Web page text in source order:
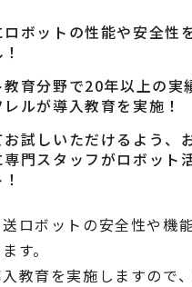
ボットの性能や安全性
教育分野で20年以上の実
ルが導入教育を実施！
試しいただけるよう、
門スタッフがロボット
ロボットの安全性や機
す。
教育を実施しますので